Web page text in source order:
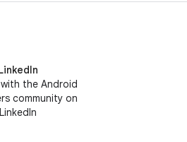
the Android
community on
LinkedIn